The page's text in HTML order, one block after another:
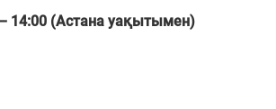
– 14:00 (Астана уақытымен)